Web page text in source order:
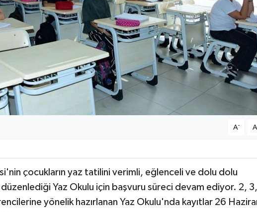
A- A
çocukların yaz tatilini verimli, eğlenceli ve dolu dolu
Yaz Okulu için başvuru süreci devam ediyor. 2, 3,
yönelik hazırlanan Yaz Okulu'nda kayıtlar 26